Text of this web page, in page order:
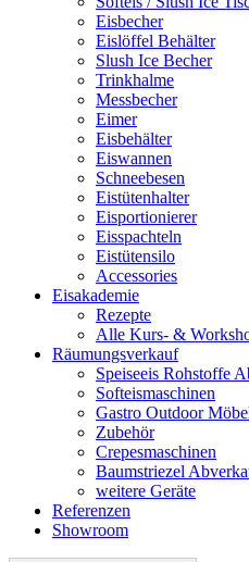
Eisbecher
Eislöffel Behälter
Slush Ice Becher
Trinkhalme
Messbecher
Eimer
Eisbehälter
Eiswannen
Schneebesen
Eistütenhalter
Eisportionierer
Eisspachteln
Eistütensilo
Accessories
Eisakademie
Rezepte
Alle Kurs- &
Räumungsverkauf
Speiseeis Rohstoffe
Softeismaschinen
Gastro Outdoor
Zubehör
Crepesmaschinen
Baumstriezel
weitere Geräte
Referenzen
Showroom